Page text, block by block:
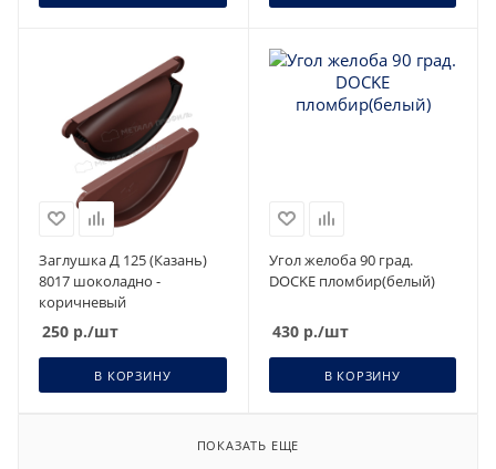
Заглушка Д 125 (Казань)
8017 шоколадно -
коричневый
250 р./шт
В КОРЗИНУ
Угол желоба 90 град.
DOCKE пломбир(белый)
430р./шт
В КОРЗИНУ
ПОКАЗАТЬ ЕЩЕ